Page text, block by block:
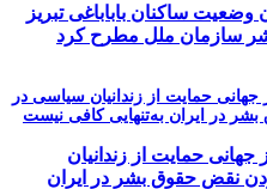
ساکنان باباباغی تبریز
سازمان ملل مطرح کرد
حمایت از زندانیان
نقض حقوق بشر در ایران